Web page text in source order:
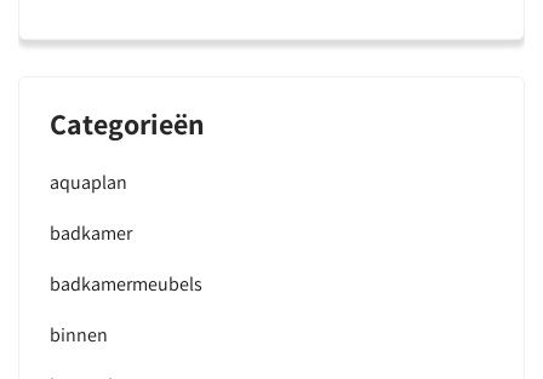
Categorieën
aquaplan
badkamer
badkamermeubels
binnen